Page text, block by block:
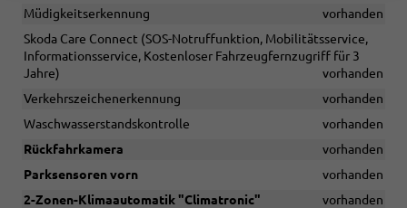
Müdigkeitserkennung
vorhanden
Skoda Care Connect (SOS-Notruffunktion, Mobilitätsservice,
Informationsservice, Kostenloser Fahrzeugfernzugriff für 3
Jahre)
vorhanden
Verkehrszeichenerkennung
vorhanden
Waschwasserstandskontrolle
vorhanden
Rückfahrkamera
vorhanden
Parksensoren vorn
vorhanden
2-Zonen-Klimaautomatik "Climatronic"
vorhanden